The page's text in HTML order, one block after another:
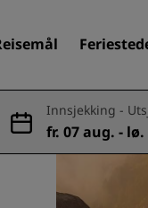
Innsjekking -
fr. 07 aug. -
g.